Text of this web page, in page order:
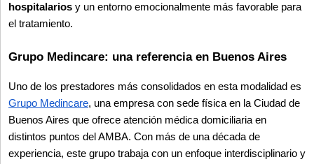
hospitalarios y un entorno emocionalmente más favorable para
el tratamiento.
Grupo Medincare: una referencia en Buenos Aires
Grupo Medincare, una empresa con sede física en la Ciudad de
Buenos Aires que ofrece atención médica domiciliaria en
distintos puntos del AMBA. Con más de una década de
experiencia, este grupo trabaja con un enfoque interdisciplinario y